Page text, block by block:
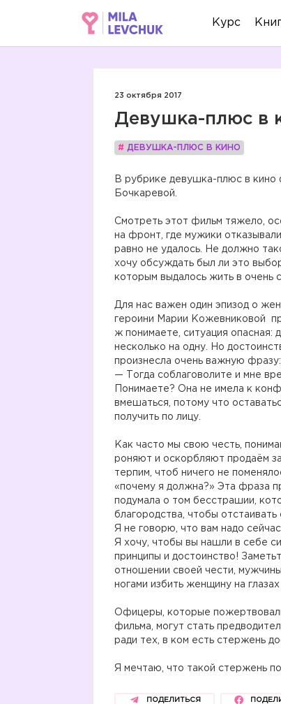
Курс
23 октября 2017
Девушка-плюс в
# ДЕВУШКА-ПЛЮС В КИНО
В рубрике девушка-плюс в кино
Бочкаревой.
Смотреть этот фильм тяжело,
на фронт, где мужики
равно не удалось. Не должно
хочу обсуждать был ли это
которым выдалось жить в очень
Для нас важен один эпизод о
героини Марии Кожевниковой
ж понимаете, ситуация опасная:
несколько на одну. Но
произнесла очень важную фразу:
— Тогда соблаговолите и мне
Понимаете? Она не имела к
вмешаться, потому что
получить по лицу.
Как часто мы свою честь,
роняют и оскорбляют продаём
терпим, чтоб ничего не
«почему я должна?» Эта фраза
подумала о том бесстрашии,
благородства, чтобы отстаивать
Я не говорю, что вам надо
Я хочу, чтобы вы нашли в себе
принципы и достоинство!
отношении своей чести,
ногами избить женщину на
Офицеры, которые
фильма, могут стать
ради тех, в ком есть стержень
Я мечтаю, что такой стержень
ПОДЕЛИТЬСЯ